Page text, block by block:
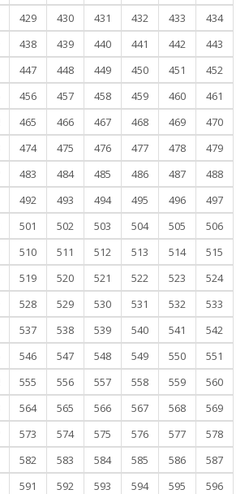
429 430 431 432 433
434
438 439 440 441 442
443
447 448 449 450 451
452
456 457 458 459 460
461
465 466 467 468 469
470
474 475 476 477 478
479
483 484 485 486 487
488
492 493 494 495 496
497
501 502 503 504 505
506
510 511 512 513 514
515
519 520 521 522 523
524
528 529 530 531 532
533
537 538 539 540 541
542
546 547 548 549 550
551
555 556 557 558 559
560
564 565 566 567 568
569
573 574 575 576 577
578
582 583 584 585 586
587
591 592 593 594 595
596